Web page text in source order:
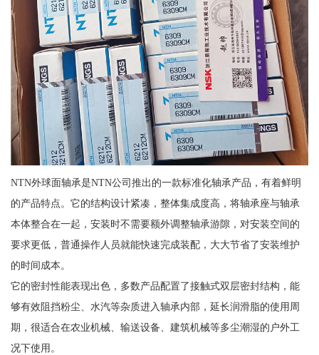
NTN外球面轴承是NTN公司推出的一款标准化轴承产品，有着鲜明
的产品特点。它的结构设计紧凑，整体集成度高，将轴承座与轴承
本体整合在一起，安装时不需要额外调整轴承游隙，对安装空间的
要求更低，普通操作人员就能快速完成装配，大大节省了安装维护
的时间成本。
它的密封性能表现出色，多数产品配置了接触式双层密封结构，能
够有效阻挡粉尘、水汽等杂质进入轴承内部，延长润滑脂的使用周
期，很适合在农业机械、输送设备、建筑机械等多尘潮湿的户外工
况下使用。